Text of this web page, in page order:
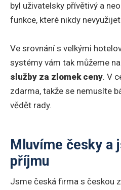
byl uživatelsky přívětivý a
funkce, které nikdy
Ve srovnání s velkými
systémy vám tak můžeme
služby za zlomek ceny. V
zdarma, takže se nemusíte
vědět rady.
Mluvíme česky a
příjmu
Jsme česká firma s českou